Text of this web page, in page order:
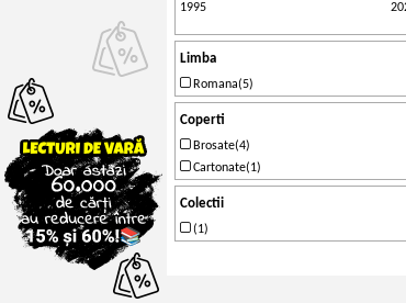
1995
Limba
Romana(5)
Coperti
Brosate(4)
Cartonate(1)
Colectii
(1)